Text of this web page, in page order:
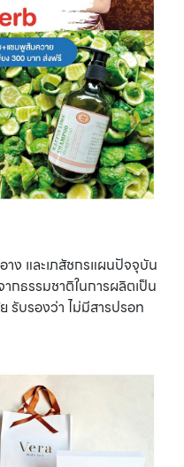
ง และเภสัชกรแผนปัจจุบัน
กธรรมชาติในการผลิตเป็น
รับรองว่า ไม่มีสารปรอท